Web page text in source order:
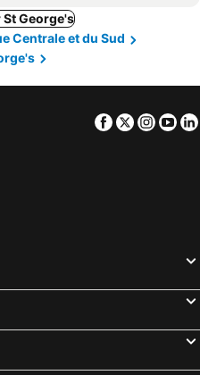
George's
Centrale et du Sud
Facebook
Twitter